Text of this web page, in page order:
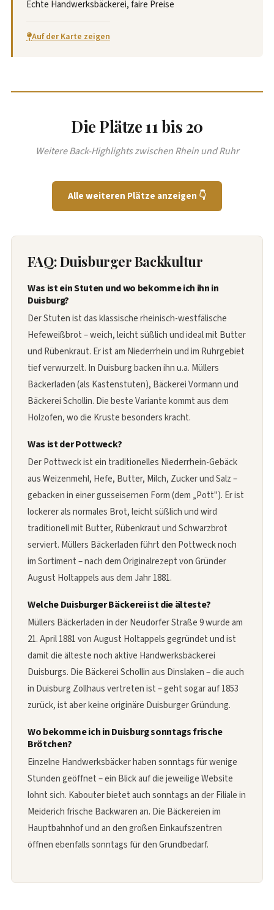
Echte Handwerksbäckerei, faire Preise
Auf der Karte zeigen
Die Plätze 11 bis 20
Weitere Back-Highlights zwischen Rhein und Ruhr
Alle weiteren Plätze anzeigen 👇
FAQ: Duisburger Backkultur
Was ist ein Stuten und wo bekomme ich ihn in
Duisburg?
Der Stuten ist das klassische rheinisch-westfälische
Hefeweißbrot – weich, leicht süßlich und ideal mit Butter
und Rübenkraut. Er ist am Niederrhein und im Ruhrgebiet
tief verwurzelt. In Duisburg backen ihn u.a. Müllers
Bäckerladen (als Kastenstuten), Bäckerei Vormann und
Bäckerei Schollin. Die beste Variante kommt aus dem
Holzofen, wo die Kruste besonders kracht.
Was ist der Pottweck?
Der Pottweck ist ein traditionelles Niederrhein-Gebäck
aus Weizenmehl, Hefe, Butter, Milch, Zucker und Salz –
gebacken in einer gusseisernen Form (dem „Pott"). Er ist
lockerer als normales Brot, leicht süßlich und wird
traditionell mit Butter, Rübenkraut und Schwarzbrot
serviert. Müllers Bäckerladen führt den Pottweck noch
im Sortiment – nach dem Originalrezept von Gründer
August Holtappels aus dem Jahr 1881.
Welche Duisburger Bäckerei ist die älteste?
Müllers Bäckerladen in der Neudorfer Straße 9 wurde am
21. April 1881 von August Holtappels gegründet und ist
damit die älteste noch aktive Handwerksbäckerei
Duisburgs. Die Bäckerei Schollin aus Dinslaken – die auch
in Duisburg Zollhaus vertreten ist – geht sogar auf 1853
zurück, ist aber keine originäre Duisburger Gründung.
Wo bekomme ich in Duisburg sonntags frische
Brötchen?
Einzelne Handwerksbäcker haben sonntags für wenige
Stunden geöffnet – ein Blick auf die jeweilige Website
lohnt sich. Kabouter bietet auch sonntags an der Filiale in
Meiderich frische Backwaren an. Die Bäckereien im
Hauptbahnhof und an den großen Einkaufszentren
öffnen ebenfalls sonntags für den Grundbedarf.